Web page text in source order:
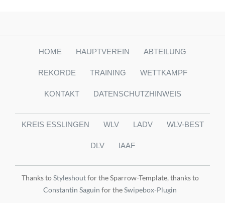
HOME HAUPTVEREIN ABTEILUNG
REKORDE TRAINING WETTKAMPF
KONTAKT DATENSCHUTZHINWEIS
KREIS ESSLINGEN WLV LADV WLV-BEST
DLV IAAF
Thanks toStyleshoutfor the Sparrow-Template, thanks to
Constantin Saguin for theSwipebox-Plugin